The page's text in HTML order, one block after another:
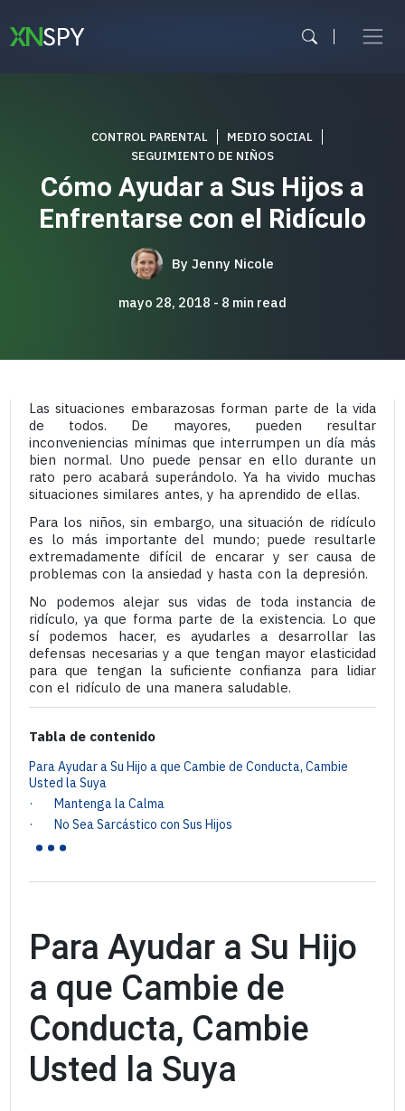
contenido
CONTROL PARENTAL
MEDIO SOCIAL
SEGUIMIENTO DE NIÑOS
Cómo Ayudar a Sus Hijos a
Enfrentarse con el Ridículo
By Jenny Nicole
mayo 28, 2018 8 min read
Las situaciones embarazosas forman parte de la vida
de todos. De mayores, pueden resultar
inconveniencias mínimas que interrumpen un día más
bien normal. Uno puede pensar en ello durante un
rato pero acabará superándolo. Ya ha vivido muchas
situaciones similares antes, y ha aprendido de ellas.
Para los niños, sin embargo, una situación de ridículo
es lo más importante del mundo; puede resultarle
extremadamente difícil de encarar y ser causa de
problemas con la ansiedad y hasta con la depresión.
No podemos alejar sus vidas de toda instancia de
ridículo, ya que forma parte de la existencia. Lo que
sí podemos hacer, es ayudarles a desarrollar las
defensas necesarias y a que tengan mayor elasticidad
para que tengan la suficiente confianza para lidiar
con el ridículo de una manera saludable.
Tabla de contenido
Para Ayudar a Su Hijo a que Cambie de Conducta, Cambie
Usted la Suya
· Mantenga la Calma
· No Sea Sarcástico con Sus Hijos
...
Para Ayudar a Su Hijo
a que Cambie de
Conducta, Cambie
Usted la Suya